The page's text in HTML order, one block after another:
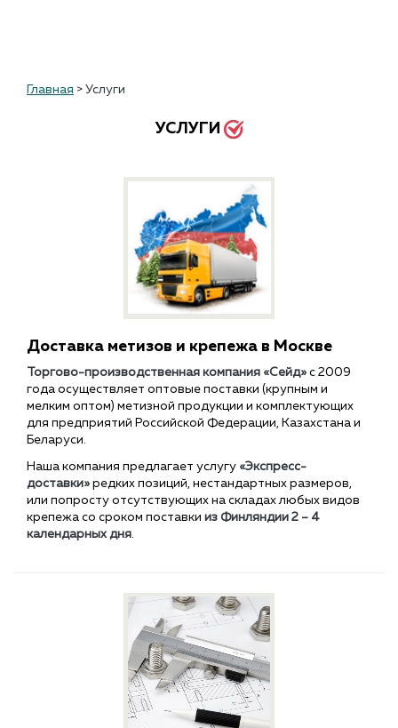
Главная > Услуги
УСЛУГИ
Доставка метизов и крепежа в Москве
Торгово-производственная компания «Сейд» с 2009
года осуществляет оптовые поставки (крупным и
мелким оптом) метизной продукции и комплектующих
для предприятий Российской Федерации, Казахстана и
Беларуси.
Наша компания предлагает услугу «Экспресс-
доставки» редких позиций, нестандартных размеров,
или попросту отсутствующих на складах любых видов
крепежа со сроком поставки из Финляндии 2 – 4
календарных дня.